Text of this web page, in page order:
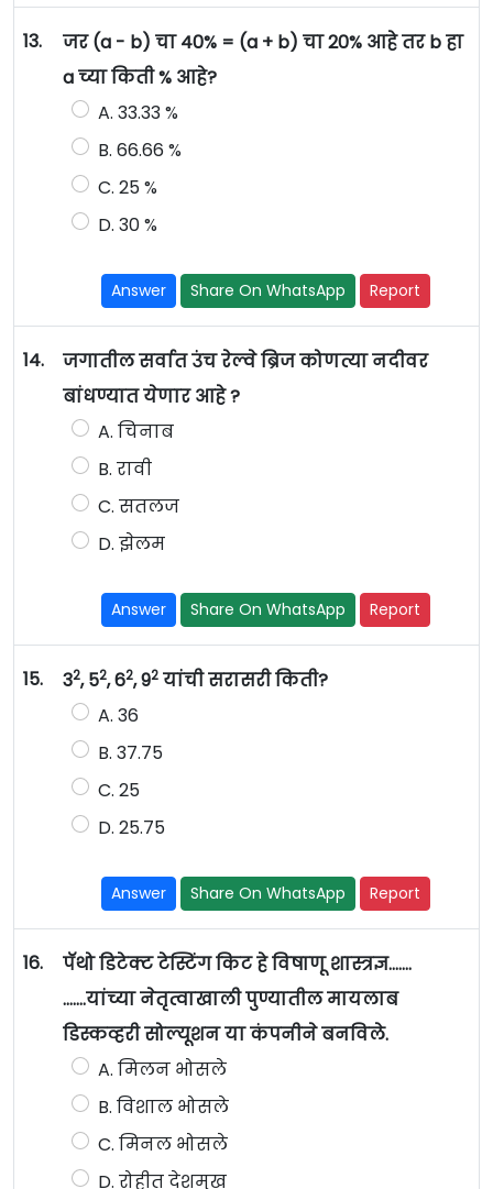
13.
जर (a - b) चा 40% = (a + b) चा 20% आहे तर b हा
a च्या किती % आहे?
A. 33.33 %
B. 66.66 %
C. 25 %
D. 30 %
Answer Share On WhatsApp Report
14.
जगातील सर्वात उंच रेल्वे ब्रिज कोणत्या नदीवर
बांधण्यात येणार आहे ?
A. चिनाब
B. रावी
C. सतलज
D. झेलम
Answer Share On WhatsApp Report
15. 32, 52, 62, 92यांची सरासरी किती?
A. 36
B. 37.75
C. 25
D. 25.75
Answer Share On WhatsApp Report
16.
पॅथो डिटेक्ट टेस्टिंग किट हे विषाणू शास्त्रज्ञ.......
…….यांच्या नेतृत्वाखाली पुण्यातील मायलाब
डिस्कव्हरी सोल्यूशन या कंपनीने बनविले.
A. मिलन भोसले
B. विशाल भोसले
C. मिनल भोसले
D. रोहीत देशमुख